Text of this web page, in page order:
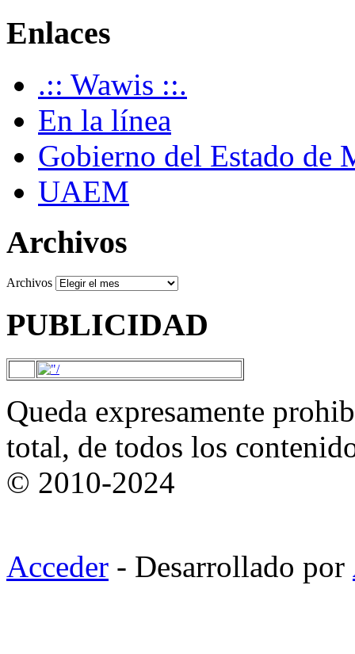
Enlaces
.:: Wawis ::.
En la línea
Gobierno del Estado de
UAEM
Archivos
Archivos
PUBLICIDAD
Queda expresamente
total, de todos los
© 2010-2024
Acceder - Desarrollado por